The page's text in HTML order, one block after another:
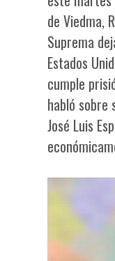
de Viedma,
Suprema
Estados
cumple
habló sobre
José Luis